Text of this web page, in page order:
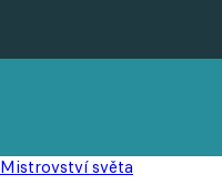
Mistrovství světa